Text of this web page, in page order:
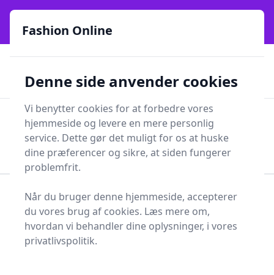
Fashion Online - Din genvej til stil, trends og smarte fund
online siden 2017
Lynhurtig levering ⭐⭐⭐⭐⭐✨981 forskellige produkttyper
Fashion Online
Søg
Forside Sundhed og skønhed
Sundhedspleje
Førstehjælp
Albuebind
Albuebind - 23 på lager
Fashion Online
Denne side anvender cookies
Vi benytter cookies for at forbedre vores
hjemmeside og levere en mere personlig
service. Dette gør det muligt for os at huske
dine præferencer og sikre, at siden fungerer
problemfrit.
Når du bruger denne hjemmeside, accepterer
du vores brug af cookies. Læs mere om,
hvordan vi behandler dine oplysninger, i vores
privatlivspolitik.